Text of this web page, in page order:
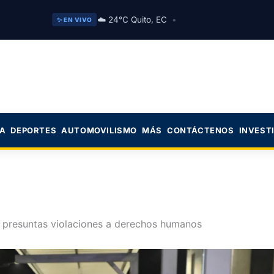
✨ EN VIVO ☁️ 24°C Quito, EC •
DEPORTES AUTOMOVILISMO MÁS CONTÁCTENOS
violaciones a derechos humanos